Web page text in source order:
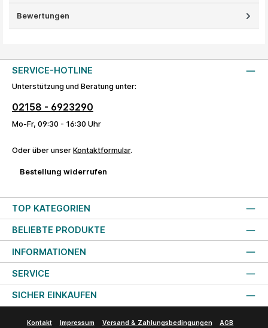
Bewertungen
SERVICE-HOTLINE
Unterstützung und Beratung unter:
02158 - 6923290
Mo-Fr, 09:30 - 16:30 Uhr
Oder über unser Kontaktformular.
Bestellung widerrufen
TOP KATEGORIEN
BELIEBTE PRODUKTE
INFORMATIONEN
SERVICE
SICHER EINKAUFEN
Kontakt Impressum Versand & Zahlungsbedingungen
AGB